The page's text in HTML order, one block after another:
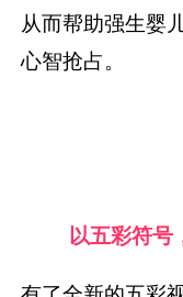
从而帮助强生婴
心智抢占。
以五彩符号